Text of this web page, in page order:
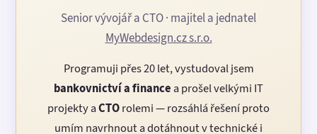
Senior vývojář a CTO · majitel a jednatel
MyWebdesign.cz s.r.o.
Programuji přes 20 let, vystudoval jsem
bankovnictví a finance a prošel velkými IT
projekty aCTOrolemi — rozsáhlá řešení proto
umím navrhnout a dotáhnout v technické i